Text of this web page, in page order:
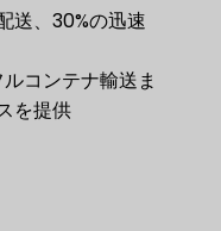
送、30%の迅速
コンテナ輸送ま
を提供